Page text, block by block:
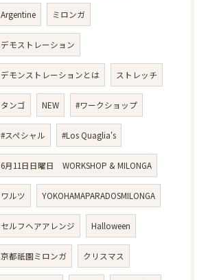
Argentine ミロンガ
デモストレーション
デモンストレーションとは ストレッチ
タンゴ NEW #ワークショップ
#スペシャル #Los Quaglia's
6月11日日曜日 WORKSHOP & MILONGA
ワルツ YOKOHAMAPARADOSMILONGA
セルフヘアアレンジ Halloween
京都祇園ミロンガ クリスマス